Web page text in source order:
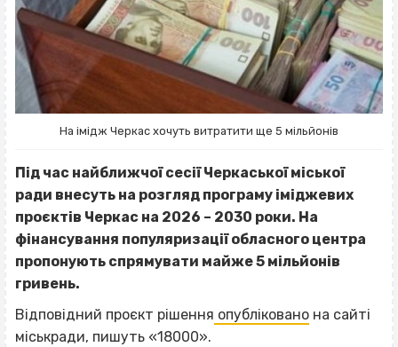
На імідж Черкас хочуть витратити ще 5 мільйонів
Під час найближчої сесії Черкаської міської
ради внесуть на розгляд програму іміджевих
проєктів Черкас на 2026 – 2030 роки. На
фінансування популяризації обласного центра
пропонують спрямувати майже 5 мільйонів
гривень.
Відповідний проєкт рішення опубліковано на сайті
міськради, пишуть «18000».